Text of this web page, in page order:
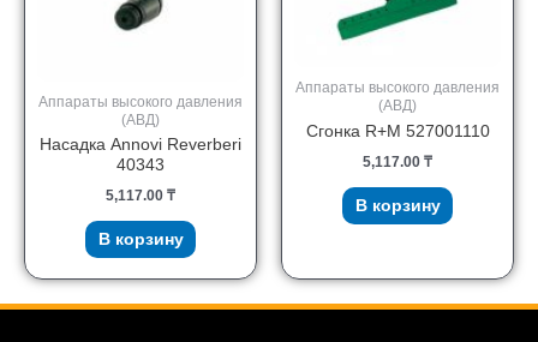
Аппараты высокого давления
(АВД)
Насадка Annovi Reverberi
40343
5,117.00 ₸
В корзину
Аппараты высокого давления
(АВД)
Сгонка R+M 527001110
5,117.00 ₸
В корзину